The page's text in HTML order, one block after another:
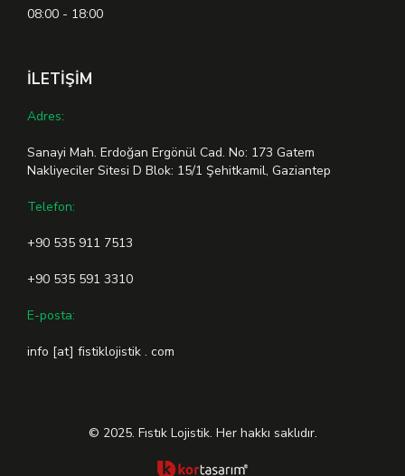
08:00 - 18:00
İLETİŞİM
Adres:
Sanayi Mah. Erdoğan Ergönül Cad. No: 173 Gatem
Nakliyeciler Sitesi D Blok: 15/1 Şehitkamil, Gaziantep
Telefon:
+90 535 911 7513
+90 535 591 3310
E-posta:
info [at] fistiklojistik . com
© 2025. Fıstık Lojistik. Her hakkı saklıdır.